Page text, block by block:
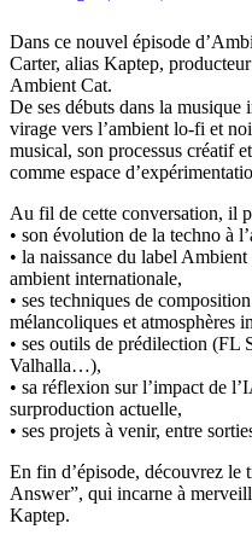
Dans ce nouvel épisode
Carter, alias Kaptep,
Ambient Cat.
De ses débuts dans la musique
virage vers l’ambient lo-fi et
musical, son processus créatif
comme espace
Au fil de cette conversation, il
• son évolution de la techno à
• la naissance du label
ambient internationale,
• ses techniques de
mélancoliques et atmosphères
• ses outils de prédilection
Valhalla…),
• sa réflexion sur l’impact de
surproduction actuelle,
• ses projets à venir, entre
En fin d’épisode, découvrez le
Answer”, qui incarne à
Kaptep.